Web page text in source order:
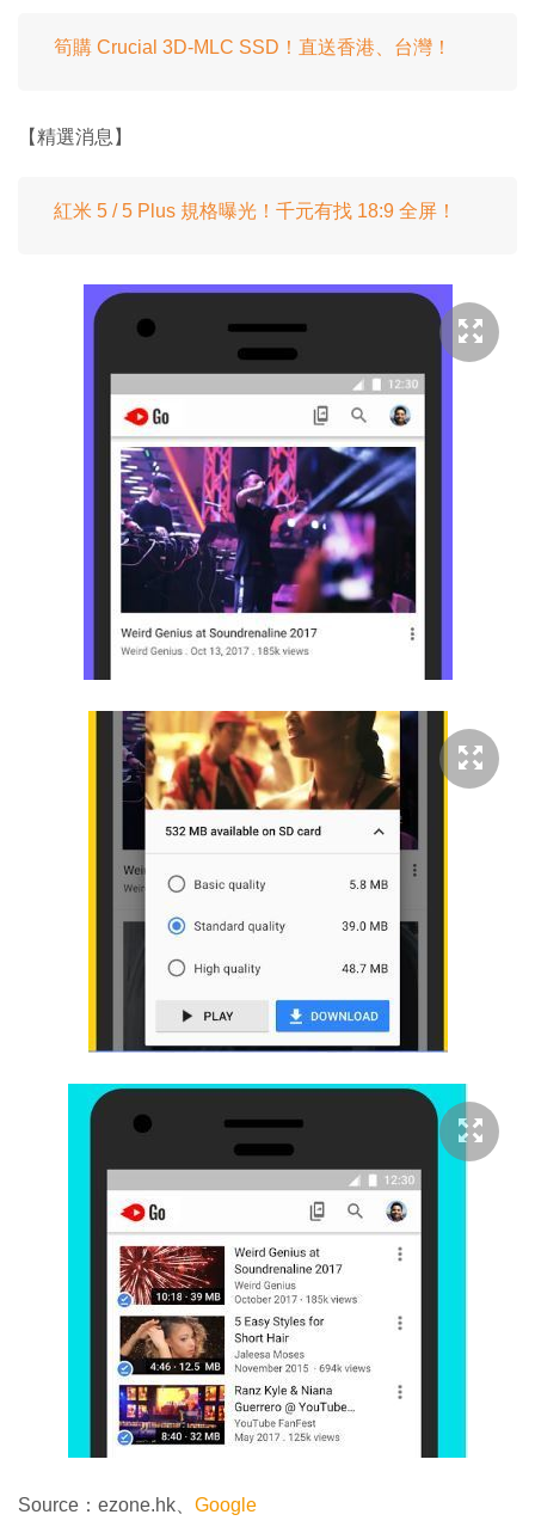
筍購 Crucial 3D-MLC SSD！直送香港、台灣！
【精選消息】
紅米 5 / 5 Plus 規格曝光！千元有找 18:9 全屏！
Source：ezone.hk、 Google